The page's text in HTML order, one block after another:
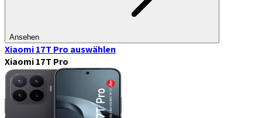
Ansehen
Xiaomi 17T Pro auswählen
Xiaomi 17T Pro